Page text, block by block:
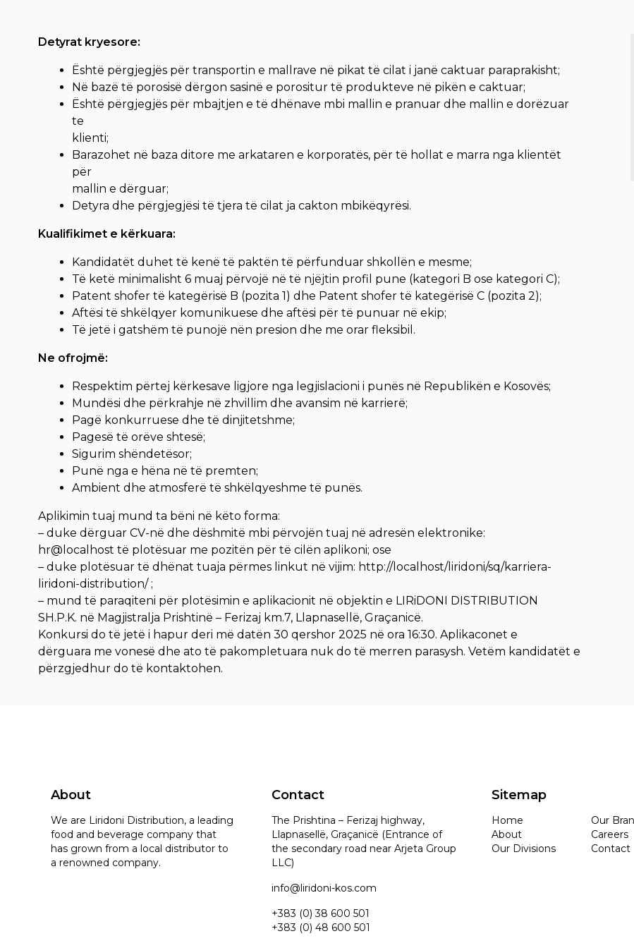
Detyrat kryesore:
Është përgjegjës për transportin e mallrave në pikat të cilat i janë caktuar paraprakisht;
Në bazë të porosisë dërgon sasinë e porositur të produkteve në pikën e caktuar;
Është përgjegjës për mbajtjen e të dhënave mbi mallin e pranuar dhe mallin e dorëzuar
te
klienti;
Barazohet në baza ditore me arkataren e korporatës, për të hollat e marra nga klientët
për
mallin e dërguar;
Detyra dhe përgjegjësi të tjera të cilat ja cakton mbikëqyrësi.
Kualifikimet e kërkuara:
Kandidatët duhet të kenë të paktën të përfunduar shkollën e mesme;
Të ketë minimalisht 6 muaj përvojë në të njëjtin profil pune (kategori B ose kategori C);
Patent shofer të kategërisë B (pozita 1) dhe Patent shofer të kategërisë C (pozita 2);
Aftësi të shkëlqyer komunikuese dhe aftësi për të punuar në ekip;
Të jetë i gatshëm të punojë nën presion dhe me orar fleksibil.
Ne ofrojmë:
Respektim përtej kërkesave ligjore nga legjislacioni i punës në Republikën e Kosovës;
Mundësi dhe përkrahje në zhvillim dhe avansim në karrierë;
Pagë konkurruese dhe të dinjitetshme;
Pagesë të orëve shtesë;
Sigurim shëndetësor;
Punë nga e hëna në të premten;
Ambient dhe atmosferë të shkëlqyeshme të punës.
Aplikimin tuaj mund ta bëni në këto forma:
– duke dërguar CV-në dhe dëshmitë mbi përvojën tuaj në adresën elektronike:
hr@localhost të plotësuar me pozitën për të cilën aplikoni; ose
– duke plotësuar të dhënat tuaja përmes linkut në vijim: http://localhost/liridoni/sq/karriera-
liridoni-distribution/ ;
– mund të paraqiteni për plotësimin e aplikacionit në objektin e LIRiDONI DISTRIBUTION
SH.P.K. në Magjistralja Prishtinë – Ferizaj km.7, Llapnasellë, Graçanicë.
Konkursi do të jetë i hapur deri më datën 30 qershor 2025 në ora 16:30. Aplikaconet e
dërguara me vonesë dhe ato të pakompletuara nuk do të merren parasysh. Vetëm kandidatët e
përzgjedhur do të kontaktohen.
About
We are Liridoni Distribution, a leading
food and beverage company that
has grown from a local distributor to
a renowned company.
Contact
The Prishtina – Ferizaj highway,
Llapnasellë, Graçanicë (Entrance of
the secondary road near Arjeta Group
LLC)
info@liridoni-kos.com
+383 (0) 38 600 501
+383 (0) 48 600 501
Sitemap
Home
About
Our Divisions
Our
Careers
Contact